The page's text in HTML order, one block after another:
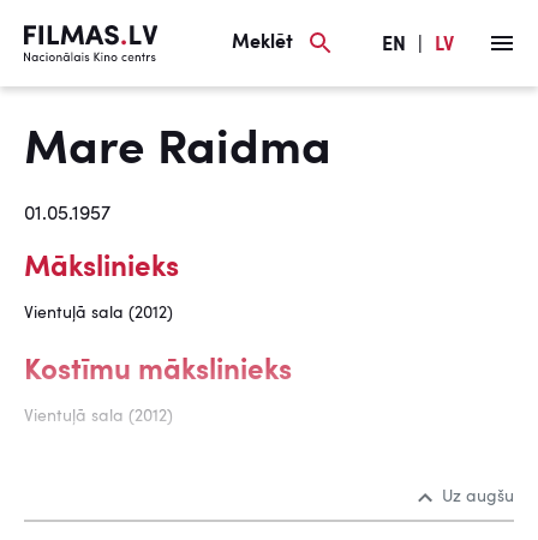
Meklēt EN LV
Mare Raidma
01.05.1957
Mākslinieks
Vientuļā sala (2012)
Kostīmu mākslinieks
Vientuļā sala (2012)
Uz augšu